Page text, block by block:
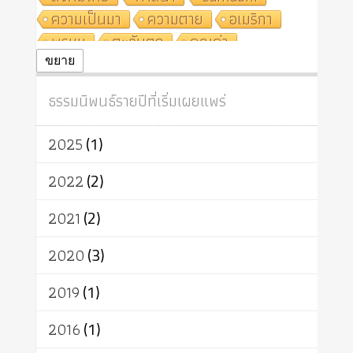
ความเป็นมา
ความตาย
อเมริกา
พรหม
ตะวันตก
คุณค่า
ปฏิจจสมุปบาท
ศาสนาประจำชาติ
อินเดีย
ผู้บริโภค
ธรรมาธิปไตย
จักร
การแยกรัฐกับศาสนา
ธรรมชาติ
เทคโนโลยี
สิทธิ
พุทธบริษัท
อัตถะ
เทวดา
ขยาย
ธรรมนิพนธ์รายปีที่เริ่มเผยแพร่
2025(1)
2022(2)
2021 (2)
2020(3)
2019(1)
2016(1)